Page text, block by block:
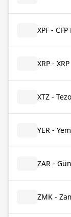
XPF - CFP
XRP - XRP
XTZ -
YER -
ZAR -
ZMK -